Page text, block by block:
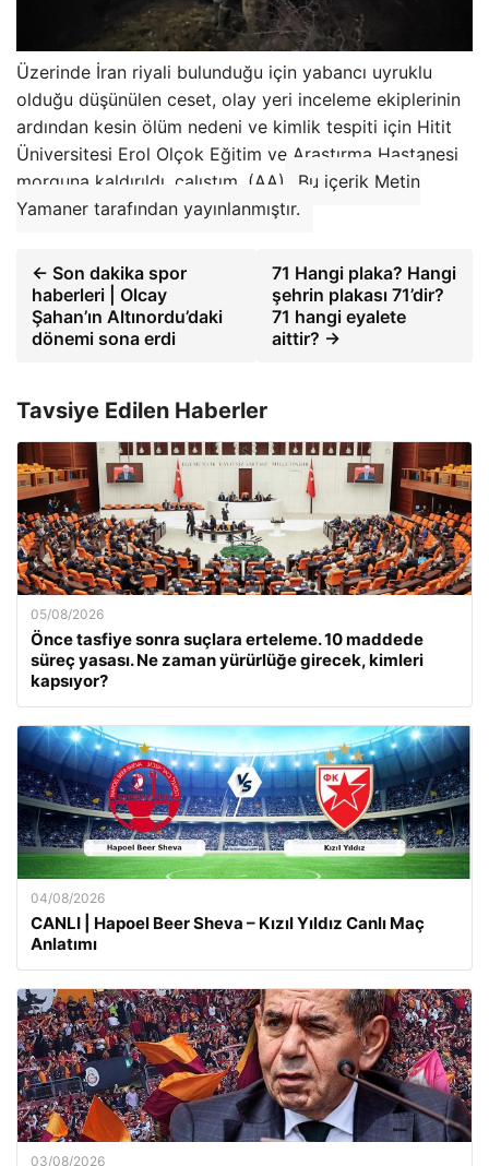
Üzerinde İran riyali bulunduğu için yabancı uyruklu
olduğu düşünülen ceset, olay yeri inceleme ekiplerinin
ardından kesin ölüm nedeni ve kimlik tespiti için Hitit
Üniversitesi Erol Olçok Eğitim ve Araştırma Hastanesi
morguna kaldırıldı. çalıştım. (AA)
Bu içerik Metin
Yamaner tarafından yayınlanmıştır.
← Son dakika spor
haberleri | Olcay
Şahan’ın Altınordu’daki
dönemi sona erdi
71 Hangi plaka? Hangi
şehrin plakası 71’dir?
71 hangi eyalete
aittir? →
Tavsiye Edilen Haberler
05/08/2026
Önce tasfiye sonra suçlara erteleme. 10 maddede
süreç yasası. Ne zaman yürürlüğe girecek, kimleri
kapsıyor?
04/08/2026
CANLI | Hapoel Beer Sheva – Kızıl Yıldız Canlı Maç
Anlatımı
03/08/2026